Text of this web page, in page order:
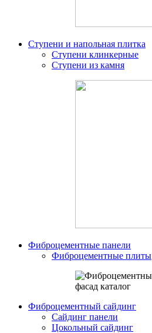
Ступени и напольная плитка
Ступени клинкерные
Ступени из камня
Фиброцементные панели
Фиброцементные плиты
Фиброцементный сайдинг
Сайдинг панели
Цокольный сайдинг